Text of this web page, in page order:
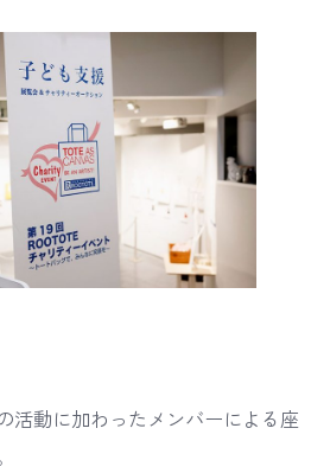
活動に加わったメンバーによる座